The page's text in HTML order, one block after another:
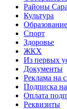
Районы
Культура
Образование
Спорт
Здоровье
ЖКХ
Из пеpвых
Документы
Реклама на
Подписка
Оплата
Реквизиты